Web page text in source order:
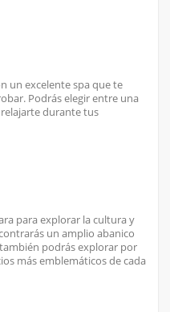
un excelente spa que te
Podrás elegir entre una
durante tus
para explorar la cultura y
un amplio abanico
podrás explorar por
más emblemáticos de cada